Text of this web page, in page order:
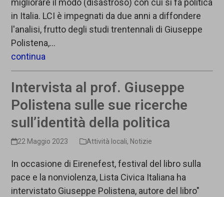
migliorare il modo (disastroso) con cui si fa politica
in Italia. LCI è impegnati da due anni a diffondere
l'analisi, frutto degli studi trentennali di Giuseppe
Polistena,…
continua
Intervista al prof. Giuseppe
Polistena sulle sue ricerche
sull’identità della politica
22 Maggio 2023 Attività locali, Notizie
In occasione di Eirenefest, festival del libro sulla
pace e la nonviolenza, Lista Civica Italiana ha
intervistato Giuseppe Polistena, autore del libro"